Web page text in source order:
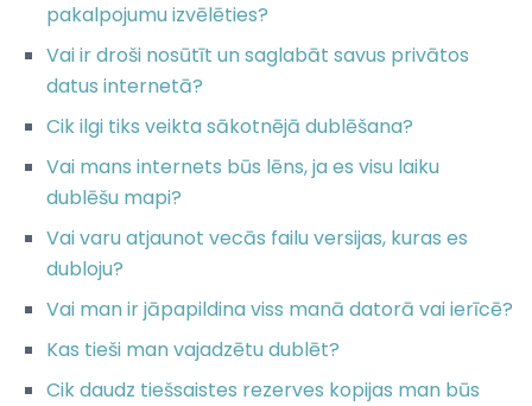
pakalpojumu izvēlēties?
Vai ir droši nosūtīt un saglabāt savus privātos
datus internetā?
Cik ilgi tiks veikta sākotnējā dublēšana?
Vai mans internets būs lēns, ja es visu laiku
dublēšu mapi?
Vai varu atjaunot vecās failu versijas, kuras es
dubloju?
Vai man ir jāpapildina viss manā datorā vai ierīcē?
Kas tieši man vajadzētu dublēt?
Cik daudz tiešsaistes rezerves kopijas man būs